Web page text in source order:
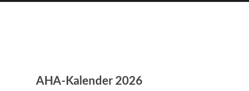
AHA-Kalender 2026